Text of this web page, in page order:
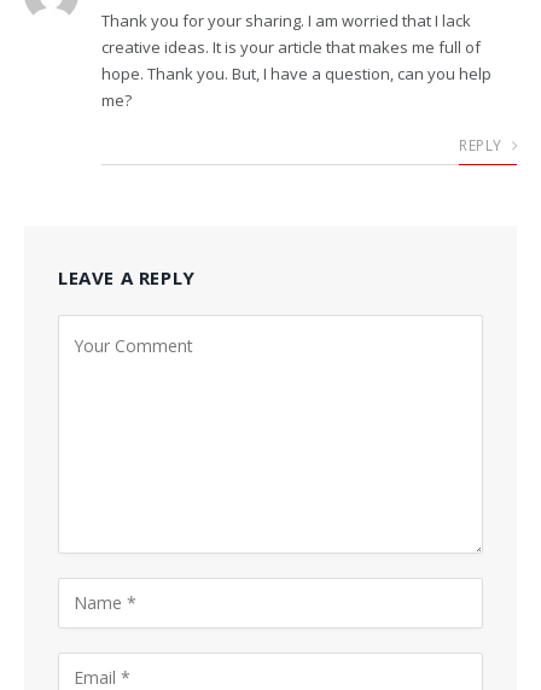
Thank you for your sharing. I am worried that I lack
creative ideas. It is your article that makes me full of
hope. Thank you. But, I have a question, can you help
me?
REPLY
LEAVE A REPLY